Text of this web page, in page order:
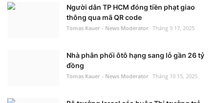
Người dân TP HCM đóng tiền phạt giao
thông qua mã QR code
Tomas Kauer - News Moderator Tháng 9 17, 2025
Nhà phân phối ôtô hạng sang lỗ gần 26 tỷ
đồng
Tomas Kauer - News Moderator Tháng 10 15, 2025